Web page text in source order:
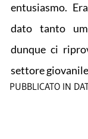
entusiasmo.
dato tanto
dunque ci
settore
PUBBLICATO IN